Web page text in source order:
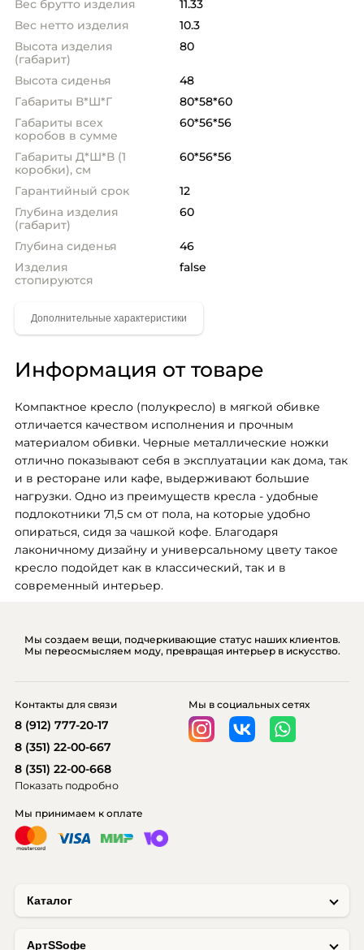
Вес брутто изделия
11.33
Вес нетто изделия
10.3
Высота изделия
(габарит)
80
Высота сиденья
48
Габариты В*Ш*Г
80*58*60
Габариты всех
коробов в сумме
60*56*56
Габариты Д*Ш*В (1
коробки), см
60*56*56
Гарантийный срок
12
Глубина изделия
(габарит)
60
Глубина сиденья
46
Изделия
стопируются
false
Информация от товаре
Компактное кресло (полукресло) в мягкой обивке
отличается качеством исполнения и прочным
материалом обивки. Черные металлические ножки
отлично показывают себя в эксплуатации как дома, так
и в ресторане или кафе, выдерживают большие
нагрузки. Одно из преимуществ кресла - удобные
подлокотники 71,5 см от пола, на которые удобно
опираться, сидя за чашкой кофе. Благодаря
лаконичному дизайну и универсальному цвету такое
кресло подойдет как в классический, так и в
современный интерьер.
Мы создаем вещи, подчеркивающие статус наших клиентов.
Мы переосмысляем моду, превращая интерьер в искусство.
Каталог
AртSSофе
Мы принимаем к оплате
Мы в социальных сетях
Контакты для связи
8 (912) 777-20-17
8 (351) 22-00-667
8 (351) 22-00-668
Показать подробно